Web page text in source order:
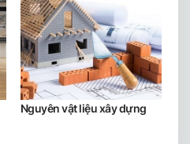
Nguyên vật liệu xây dựng